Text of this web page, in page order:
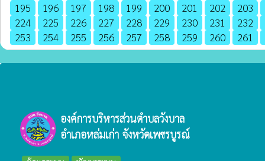
195
196 197 198 199 200 201 202
203
224
225 226 227 228 229 230 231
232
253
254 255 256 257 258 259 260 261
องค์การบริหารส่วนตำบลวังบาล
อำเภอหล่มเก่า จังหวัดเพชรบูรณ์